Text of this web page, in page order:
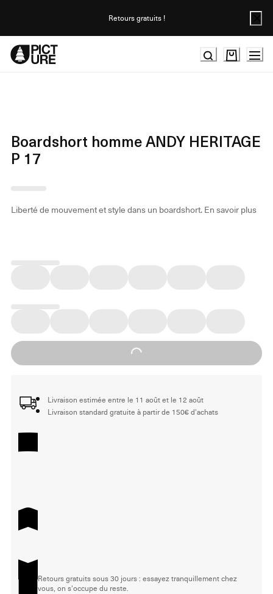
Retours gratuits !
Boardshort homme ANDY HERITAGE
P 17
Liberté de mouvement et style dans un boardshort.En savoir plus
Loading...
Livraison estimée entre le 11 août et le 12 août
Livraison standard gratuite à partir de 150€ d'achats
Retours gratuits sous 30 jours : essayez tranquillement chez
vous, on s'occupe du reste.